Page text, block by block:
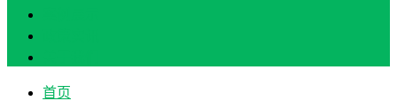
首页